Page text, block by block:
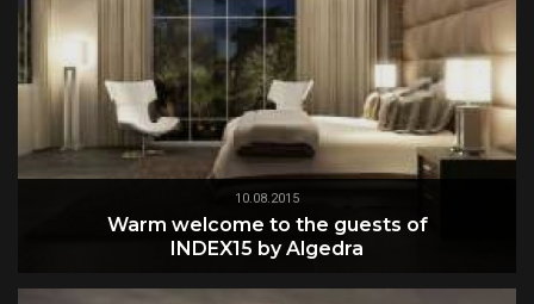
10.08.2015
Warm welcome to the guests of
INDEX15 by Algedra